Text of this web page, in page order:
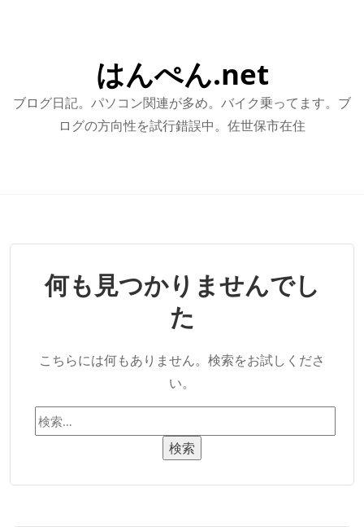
はんぺん.net
ブログ日記。パソコン関連が多め。バイク乗ってます。ブ
ログの方向性を試行錯誤中。佐世保市在住
何も見つかりませんでし
た
こちらには何もありません。検索をお試しくださ
い。
索: